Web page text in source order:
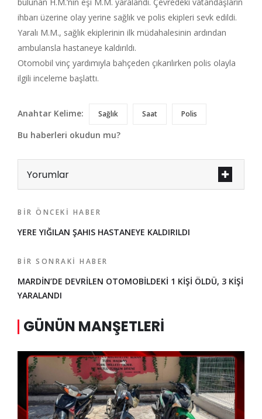
ihbarı üzerine olay yerine sağlık ve polis ekipleri sevk edildi.
Yaralı M.M., sağlık ekiplerinin ilk müdahalesinin ardından
ambulansla hastaneye kaldırıldı.
Otomobil vinç yardımıyla bahçeden çıkarılırken polis olayla
ilgili inceleme başlattı.
Anahtar Kelime: Sağlık Saat Polis
Bu haberleri okudun mu?
Yorumlar
BIR ÖNCEKI HABER
YERE YIĞILAN ŞAHIS HASTANEYE KALDIRILDI
BIR SONRAKI HABER
MARDİN’DE DEVRİLEN OTOMOBİLDEKİ 1 KİŞİ ÖLDÜ, 3 KİŞİ
YARALANDI
GÜNÜN MANŞETLERI